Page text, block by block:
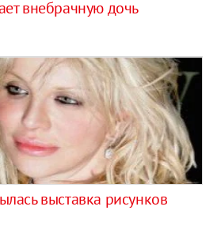
внебрачную дочь
выставка рисунков